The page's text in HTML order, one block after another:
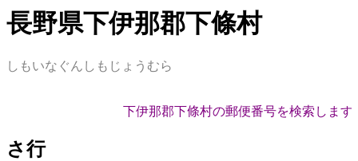
長野県下伊那郡下條村
しもいなぐんしもじょうむら
下伊那郡下條村の郵便番号を検索します
さ行